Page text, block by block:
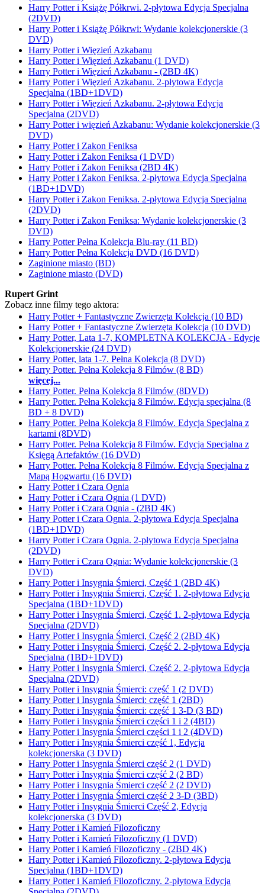
Harry Potter i Książę Półkrwi. 2-płytowa Edycja Specjalna
(2DVD)
Harry Potter i Książę Półkrwi: Wydanie kolekcjonerskie (3
DVD)
Harry Potter i Więzień Azkabanu
Harry Potter i Więzień Azkabanu (1 DVD)
Harry Potter i Więzień Azkabanu - (2BD 4K)
Harry Potter i Więzień Azkabanu. 2-płytowa Edycja
Specjalna (1BD+1DVD)
Harry Potter i Więzień Azkabanu. 2-płytowa Edycja
Specjalna (2DVD)
Harry Potter i więzień Azkabanu: Wydanie kolekcjonerskie (3
DVD)
Harry Potter i Zakon Feniksa
Harry Potter i Zakon Feniksa (1 DVD)
Harry Potter i Zakon Feniksa (2BD 4K)
Harry Potter i Zakon Feniksa. 2-płytowa Edycja Specjalna
(1BD+1DVD)
Harry Potter i Zakon Feniksa. 2-płytowa Edycja Specjalna
(2DVD)
Harry Potter i Zakon Feniksa: Wydanie kolekcjonerskie (3
DVD)
Harry Potter Pełna Kolekcja Blu-ray (11 BD)
Harry Potter Pełna Kolekcja DVD (16 DVD)
Zaginione miasto (BD)
Zaginione miasto (DVD)
Rupert Grint
Zobacz inne filmy tego aktora:
Harry Potter + Fantastyczne Zwierzęta Kolekcja (10 BD)
Harry Potter + Fantastyczne Zwierzęta Kolekcja (10 DVD)
Harry Potter, Lata 1-7, KOMPLETNA KOLEKCJA - Edycje
Kolekcjonerskie (24 DVD)
Harry Potter, lata 1-7. Pełna Kolekcja (8 DVD)
Harry Potter. Pełna Kolekcja 8 Filmów (8 BD)
więcej...
Harry Potter. Pełna Kolekcja 8 Filmów (8DVD)
Harry Potter. Pełna Kolekcja 8 Filmów. Edycja specjalna (8
BD + 8 DVD)
Harry Potter. Pełna Kolekcja 8 Filmów. Edycja Specjalna z
kartami (8DVD)
Harry Potter. Pełna Kolekcja 8 Filmów. Edycja Specjalna z
Księgą Artefaktów (16 DVD)
Harry Potter. Pełna Kolekcja 8 Filmów. Edycja Specjalna z
Mapą Hogwartu (16 DVD)
Harry Potter i Czara Ognia
Harry Potter i Czara Ognia (1 DVD)
Harry Potter i Czara Ognia - (2BD 4K)
Harry Potter i Czara Ognia. 2-płytowa Edycja Specjalna
(1BD+1DVD)
Harry Potter i Czara Ognia. 2-płytowa Edycja Specjalna
(2DVD)
Harry Potter i Czara Ognia: Wydanie kolekcjonerskie (3
DVD)
Harry Potter i Insygnia Śmierci, Część 1 (2BD 4K)
Harry Potter i Insygnia Śmierci, Część 1. 2-płytowa Edycja
Specjalna (1BD+1DVD)
Harry Potter i Insygnia Śmierci, Część 1. 2-płytowa Edycja
Specjalna (2DVD)
Harry Potter i Insygnia Śmierci, Część 2 (2BD 4K)
Harry Potter i Insygnia Śmierci, Część 2. 2-płytowa Edycja
Specjalna (1BD+1DVD)
Harry Potter i Insygnia Śmierci, Część 2. 2-płytowa Edycja
Specjalna (2DVD)
Harry Potter i Insygnia Śmierci: część 1 (2 DVD)
Harry Potter i Insygnia Śmierci: część 1 (2BD)
Harry Potter i Insygnia Śmierci: część 1 3-D (3 BD)
Harry Potter i Insygnia Śmierci części 1 i 2 (4BD)
Harry Potter i Insygnia Śmierci części 1 i 2 (4DVD)
Harry Potter i Insygnia Śmierci część 1, Edycja
kolekcjonerska (3 DVD)
Harry Potter i Insygnia Śmierci część 2 (1 DVD)
Harry Potter i Insygnia Śmierci część 2 (2 BD)
Harry Potter i Insygnia Śmierci część 2 (2 DVD)
Harry Potter i Insygnia Śmierci część 2 3-D (3BD)
Harry Potter i Insygnia Śmierci Część 2, Edycja
kolekcjonerska (3 DVD)
Harry Potter i Kamień Filozoficzny
Harry Potter i Kamień Filozoficzny (1 DVD)
Harry Potter i Kamień Filozoficzny - (2BD 4K)
Harry Potter i Kamień Filozoficzny. 2-płytowa Edycja
Specjalna (1BD+1DVD)
Harry Potter i Kamień Filozoficzny. 2-płytowa Edycja